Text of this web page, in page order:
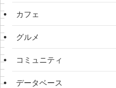
カフェ
グルメ
コミュニティ
データベース